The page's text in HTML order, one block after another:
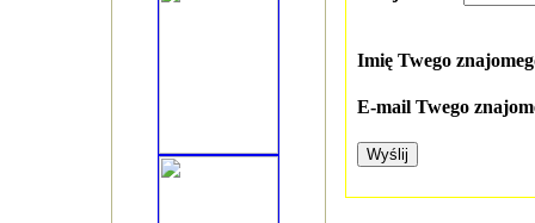
Imię Twego
E-mail Twego